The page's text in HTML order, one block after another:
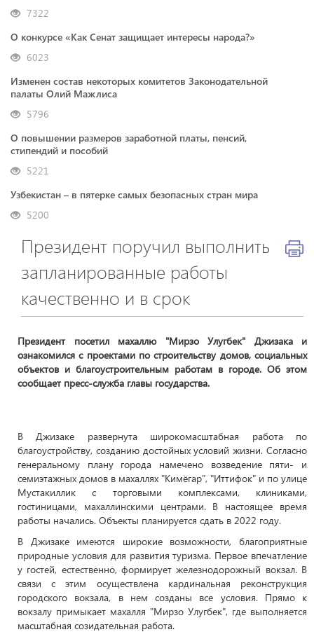
7322
О конкурсе «Как Сенат защищает интересы народа?»
6023
Изменен состав некоторых комитетов Законодательной
палаты Олий Мажлиса
5796
О повышении размеров заработной платы, пенсий,
стипендий и пособий
5221
Узбекистан – в пятерке самых безопасных стран мира
5200
Президент поручил выполнить
запланированные работы
качественно и в срок
Президент посетил махаллю "Мирзо Улугбек" Джизака и
ознакомился с проектами по строительству домов, социальных
объектов и благоустроительным работам в городе. Об этом
сообщает пресс-служба главы государства.
В Джизаке развернута широкомасштабная работа по
благоустройству, созданию достойных условий жизни. Согласно
генеральному плану города намечено возведение пяти- и
семиэтажных домов в махаллях "Кимёгар", "Иттифок" и по улице
Мустакиллик с торговыми комплексами, клиниками,
гостиницами, махаллинскими центрами. В настоящее время
работы начались. Объекты планируется сдать в 2022 году.
В Джизаке имеются широкие возможности, благоприятные
природные условия для развития туризма. Первое впечатление
у гостей, естественно, формирует железнодорожный вокзал. В
связи с этим осуществлена кардинальная реконструкция
городского вокзала, в нем созданы все условия. Прямо к
вокзалу примыкает махалля "Мирзо Улугбек", где выполняется
масштабная созидательная работа.